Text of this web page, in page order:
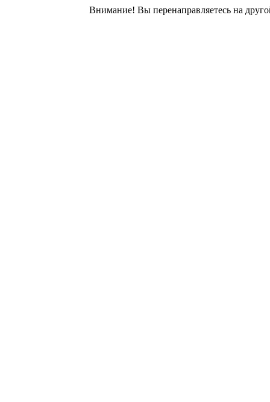
Внимание! Вы перенаправляетесь на